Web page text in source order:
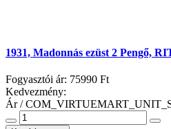
1931, Madonnás ezüst 2 Pengő,
Fogyasztói ár: 75990 Ft
Kedvezmény:
Ár /